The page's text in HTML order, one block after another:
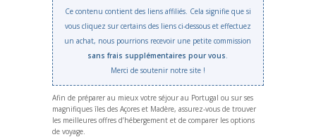
Ce contenu contient des liens affiliés. Cela signifie que si
vous cliquez sur certains des liens ci-dessous et effectuez
un achat, nous pourrions recevoir une petite commission
sans frais supplémentaires pour vous.
Merci de soutenir notre site !
Afin de préparer au mieux votre séjour au Portugal ou sur ses
magnifiques îles des Açores et Madère, assurez-vous de trouver
les meilleures offres d’hébergement et de comparer les options
de voyage.